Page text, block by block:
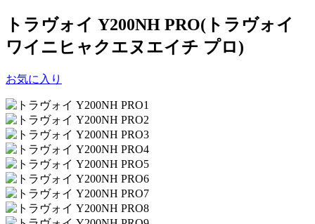
トラヴォイ Y200NH PRO(トラヴォイ
ワイニヒャクエヌエイチ プロ)
お気に入り